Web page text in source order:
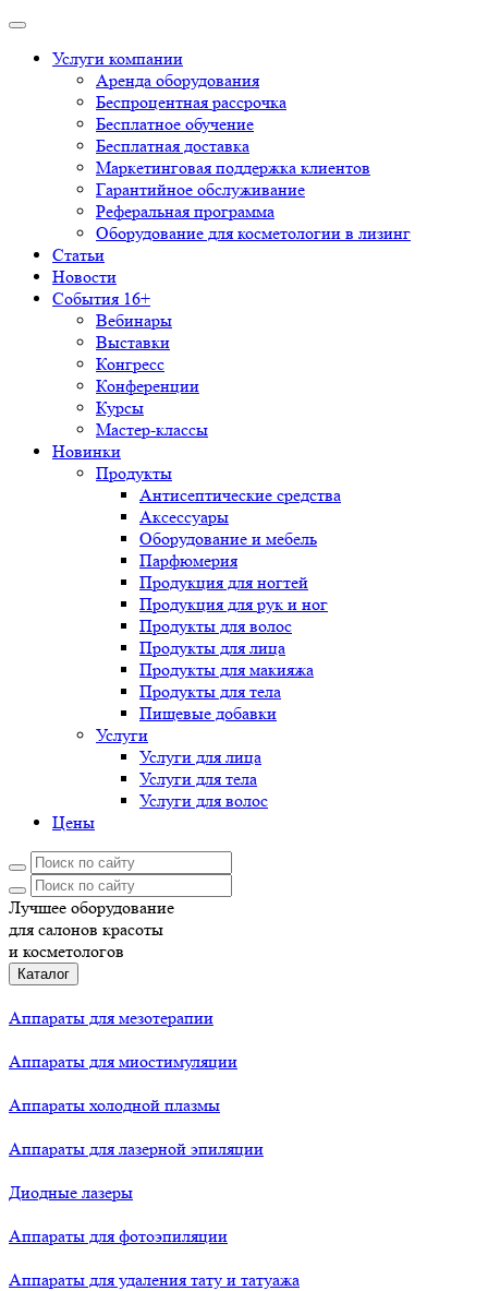
Услуги компании
Аренда оборудования
Беспроцентная рассрочка
Бесплатное обучение
Бесплатная доставка
Маркетинговая поддержка клиентов
Гарантийное обслуживание
Реферальная программа
Оборудование для косметологии в лизинг
Статьи
Новости
События 16+
Вебинары
Выставки
Конгресс
Конференции
Курсы
Мастер-классы
Новинки
Продукты
Антисептические средства
Аксессуары
Оборудование и мебель
Парфюмерия
Продукция для ногтей
Продукция для рук и ног
Продукты для волос
Продукты для лица
Продукты для макияжа
Продукты для тела
Пищевые добавки
Услуги
Услуги для лица
Услуги для тела
Услуги для волос
Цены
Лучшее оборудование
для салонов красоты
и косметологов
Каталог
Аппараты для мезотерапии
Аппараты для миостимуляции
Аппараты холодной плазмы
Аппараты для лазерной эпиляции
Диодные лазеры
Аппараты для фотоэпиляции
Аппараты для удаления тату и татуажа